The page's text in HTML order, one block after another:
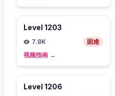
Level 1203
7.8K
困难
视频指南 →
Level 1206